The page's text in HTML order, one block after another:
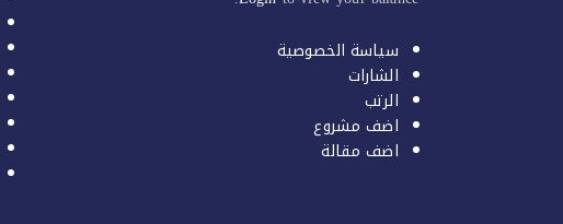
سياسة الخصوصية
الشارات
الرتب
اضف مشروع
اضف مقالة